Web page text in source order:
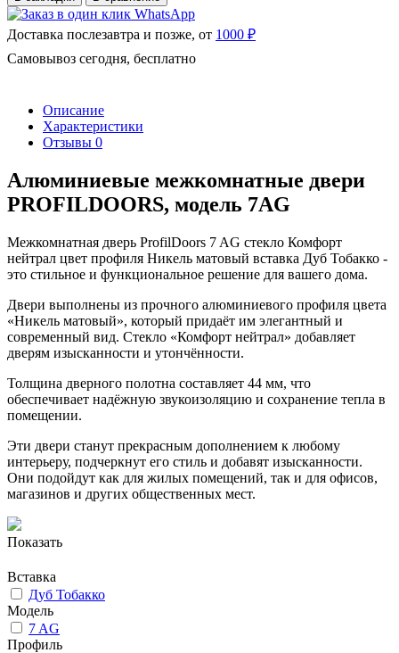
Доставка послезавтра и позже, от 1000 ₽
Самовывоз сегодня, бесплатно
Описание
Характеристики
Отзывы 0
Алюминиевые межкомнатные двери
PROFILDOORS, модель 7AG
Межкомнатная дверь ProfilDoors 7 AG стекло Комфорт
нейтрал цвет профиля Никель матовый вставка Дуб Тобакко -
это стильное и функциональное решение для вашего дома.
Двери выполнены из прочного алюминиевого профиля цвета
«Никель матовый», который придаёт им элегантный и
современный вид. Стекло «Комфорт нейтрал» добавляет
дверям изысканности и утончённости.
Толщина дверного полотна составляет 44 мм, что
обеспечивает надёжную звукоизоляцию и сохранение тепла в
помещении.
Эти двери станут прекрасным дополнением к любому
интерьеру, подчеркнут его стиль и добавят изысканности.
Они подойдут как для жилых помещений, так и для офисов,
магазинов и других общественных мест.
Показать
Вставка
Дуб Тобакко
Модель
7 AG
Профиль